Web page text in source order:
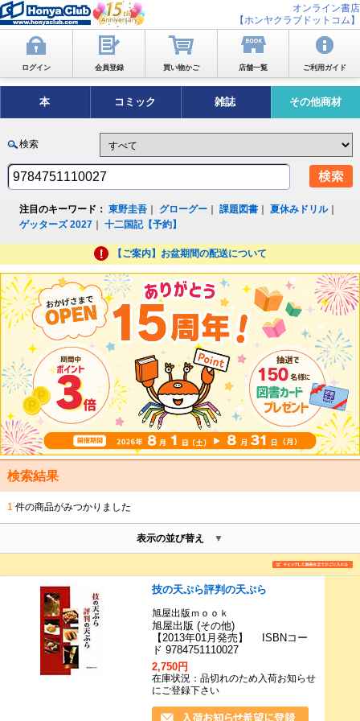
オンライン書店
【ホンヤクラブドットコム】
ログイン 会員登録 買い物かご 店舗一覧 ご利用ガイド
本 コミック 雑誌 その他商材
検索
注目のキーワード： 東野圭吾 グローグー ｜課題図書 ｜夏休みドリル｜
ゲッターズ 2027 ｜十二国記【予約】
【ご案内】お盆期間の配送について
検索結果
1 件の商品がみつかりました
表示の並び替え
技の天ぷら評判の天ぷら
旭屋出版ｍｏｏｋ
旭屋出版 (その他)
【2013年01月発売】 ISBNコー
ド 9784751110027
2,750円
在庫状況：品切れのため入荷お知らせ
にご登録下さい